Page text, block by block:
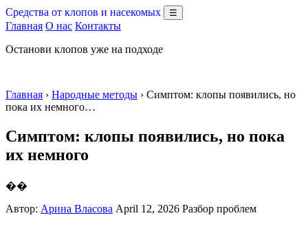
Средства от клопов и насекомых ☰
Главная О нас Контакты
Останови клопов уже на подходе
Главная › Народные методы › Симптом: клопы появились, но
пока их немного…
Симптом: клопы появились, но пока
их немного
��
Автор: Арина Власова April 12, 2026 Разбор проблем